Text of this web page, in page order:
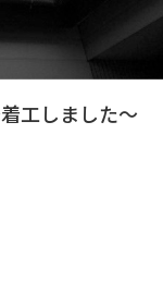
工しました～